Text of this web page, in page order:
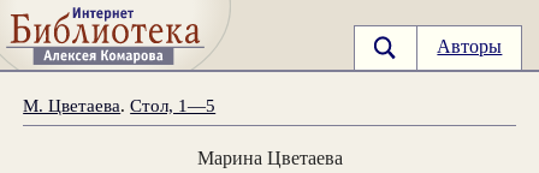
Авторы
М. Цветаева.Стол, 1—5
Марина Цветаева